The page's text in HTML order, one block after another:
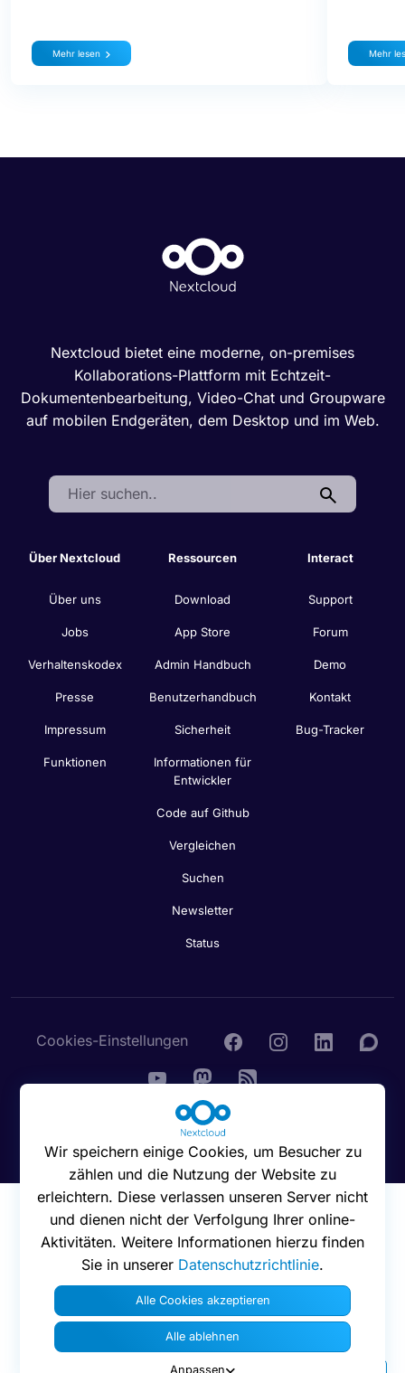
Mehr lesen Mehr
Nextcloud bietet eine moderne, on-premises
Kollaborations-Plattform mit Echtzeit-
Dokumentenbearbeitung, Video-Chat und Groupware
auf mobilen Endgeräten, dem Desktop und im Web.
Search:
Über Nextcloud
Über uns
Jobs
Verhaltenskodex
Presse
Impressum
Funktionen
Ressourcen
Download
App Store
Admin Handbuch
Benutzerhandbuch
Sicherheit
Informationen für
Entwickler
Code auf Github
Vergleichen
Suchen
Newsletter
Status
Interact
Support
Forum
Demo
Kontakt
Bug-Tracker
Cookies-Einstellungen
© 2016 - 2026 Nextcloud GmbH
Wir speichern einige Cookies, um Besucher zu
zählen und die Nutzung der Website zu
erleichtern. Diese verlassen unseren Server nicht
und dienen nicht der Verfolgung Ihrer online-
Aktivitäten. Weitere Informationen hierzu finden
Sie in unserer Datenschutzrichtlinie.
Alle Cookies akzeptieren
Alle ablehnen
Anpassen